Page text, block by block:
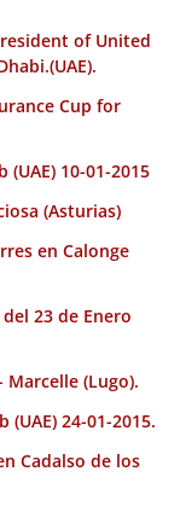
of United
Cup for
10-01-2015
(Asturias)
en Calonge
23 de Enero
Marcelle (Lugo).
24-01-2015.
Cadalso de los